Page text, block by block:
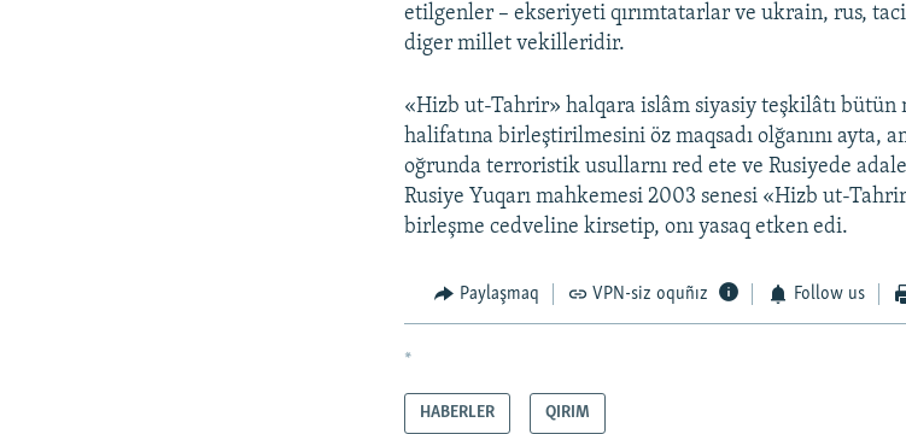
etilgenler – ekseriyeti qırımtatarlar ve ukrain, rus,
diger millet vekilleridir.
«Hizb ut-Tahrir» halqara islâm siyasiy teşkilâtı
halifatına birleştirilmesini öz maqsadı olğanını ayta,
oğrunda terroristik usullarnı red ete ve Rusiyede
Rusiye Yuqarı mahkemesi 2003 senesi «Hizb ut-
birleşme cedveline kirsetip, onı yasaq etken edi.
Paylaşmaq VPN-siz oquñız Follow us
*
HABERLER QIRIM